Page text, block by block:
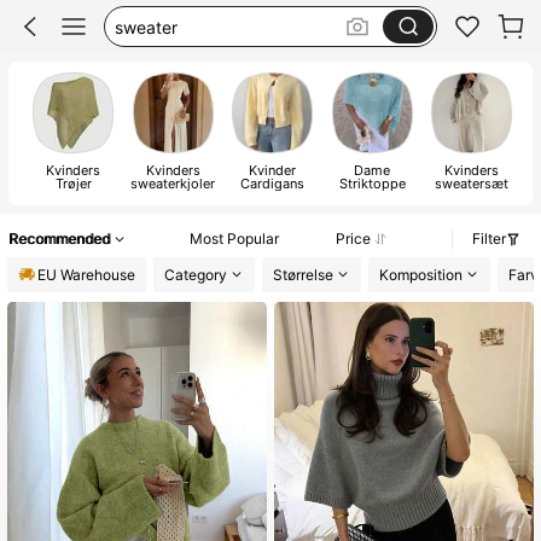
striktrøje
cardigan
Kvinders
Trøjer
Kvinders
sweaterkjoler
Kvinder
Cardigans
Dame
Striktoppe
Kvinders
sweatersæt
Recommended Most Popular Price
Filter
EU Warehouse
Category Størrelse Komposition